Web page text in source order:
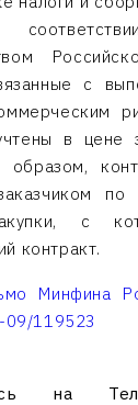
с
в цене
образом,
с
контракт.
Минфина
09/119523
на